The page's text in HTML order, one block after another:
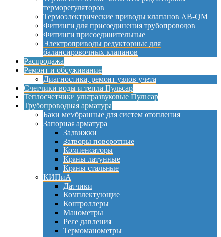
терморегуляторов
Термоэлектрические приводы клапанов AB-QM
Фитинги для присоединения трубопроводов
Фитинги присоединительные
Электроприводы редукторные для
балансировочных клапанов
Распродажа
Ремонт и обсуживание
Диагностика, ремонт узлов учета
Счетчики воды и тепла Пульсар
Теплосчетчики ультразвуковые Пульсар
Трубопроводная арматура
Баки мембранные для систем отопления
Запорная арматура
Задвижки
Затворы поворотные
Компенсаторы
Краны латунные
Краны стальные
КИПиА
Датчики
Комплектующие
Контроллеры
Манометры
Реле давления
Термоманометры